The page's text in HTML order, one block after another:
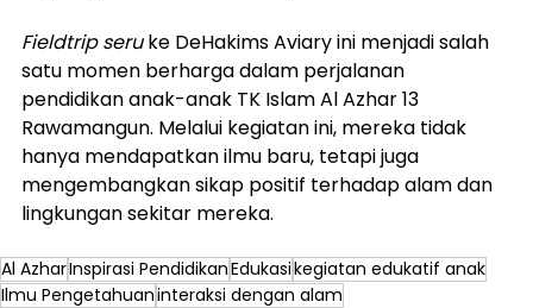
Fieldtrip seru ke DeHakims Aviary ini menjadi salah
satu momen berharga dalam perjalanan
pendidikan anak-anak TK Islam Al Azhar 13
Rawamangun. Melalui kegiatan ini, mereka tidak
hanya mendapatkan ilmu baru, tetapi juga
mengembangkan sikap positif terhadap alam dan
lingkungan sekitar mereka.
Al AzharInspirasi PendidikanEdukasikegiatan edukatif anak
Ilmu Pengetahuaninteraksi dengan alam